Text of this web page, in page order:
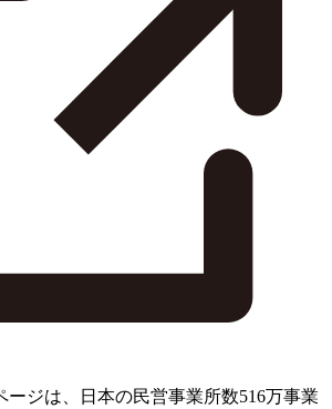
ジは、日本の民営事業所数516万事業